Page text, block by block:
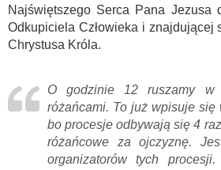
Najświętszego Serca Pana Jezusa
Odkupiciela Człowieka i znajdującej
Chrystusa Króla.
O godzinie 12 ruszamy w
różańcami. To już wpisuje się
bo procesje odbywają się 4
różańcowe za ojczyznę.
organizatorów tych